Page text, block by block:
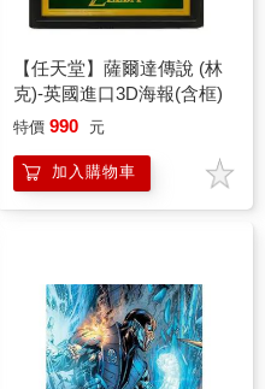
【任天堂】薩爾達傳說 (林
克)-英國進口3D海報(含框)
特價 990 元
加入購物車